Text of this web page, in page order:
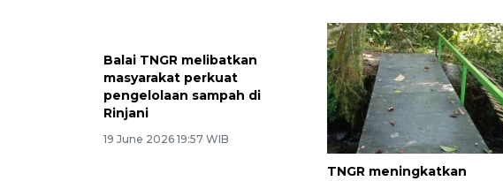
Balai TNGR melibatkan
masyarakat perkuat
pengelolaan sampah di
Rinjani
19 June 2026 19:57 WIB
TNGR meningkatkan